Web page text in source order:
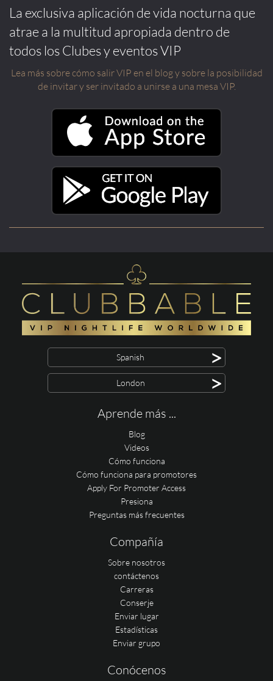
La exclusiva aplicación de vida nocturna que
atrae a la multitud apropiada dentro de
todos los Clubes y eventos VIP
Lea más sobre cómo salir VIP en el blog y sobre la posibilidad
de invitar y ser invitado a unirse a una mesa VIP.
Spanish >
London >
Aprende más ...
Blog
Videos
Cómo funciona
Cómo funciona para promotores
Apply For Promoter Access
Presiona
Preguntas más frecuentes
Compañía
Sobre nosotros
contáctenos
Carreras
Conserje
Enviar lugar
Estadísticas
Enviar grupo
Conócenos